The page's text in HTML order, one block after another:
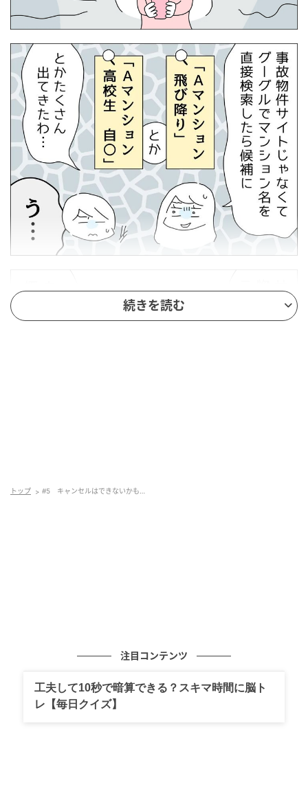
続きを読む
トップ #5 キャンセルはできないかも…
注目コンテンツ
工夫して10秒で暗算できる？スキマ時間に脳ト
レ【毎日クイズ】